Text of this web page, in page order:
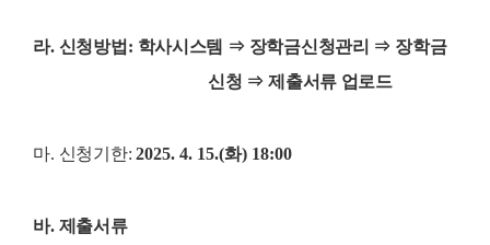
라. 신청방법 : 학사시스템 ⇒ 장학금신청관리 ⇒ 장학금
신청 ⇒제출서류 업로드
마. 신청기한: 2025. 4. 15.(화) 18:00
바. 제출서류